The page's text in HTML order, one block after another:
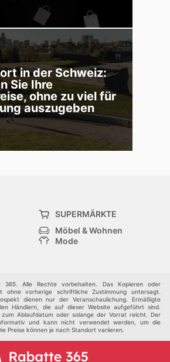
in der Schweiz:
Sie Ihre
ohne zu viel für
auszugeben
SUPERMÄRKTE
Möbel & Wohnen
Mode
Alle Rechte vorbehalten. Das Kopieren oder
ohne vorherige schriftliche Zustimmung untersagt.
dienen nur der Veranschaulichung. Ermäßigte
Händlern, die auf dieser Website aufgeführt sind.
Ablaufdatum oder solange der Vorrat reicht. Der
und kann nicht verwendet werden, um die
Preise können je nach Standort variieren.